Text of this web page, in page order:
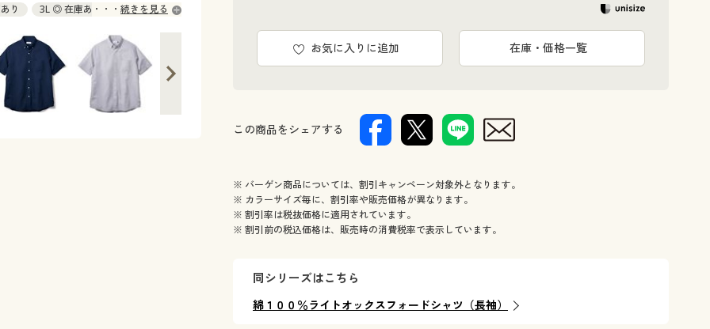
り
3L ◎ 在庫あり
続きを見る
お気に入りに追加 在庫・価格一覧
この商品をシェアする
※ バーゲン商品については、割引キャンペーン対象外となります。
※ カラーサイズ毎に、割引率や販売価格が異なります。
※ 割引率は税抜価格に適用されています。
※ 割引前の税込価格は、販売時の消費税率で表示しています。
同シリーズはこちら
綿１００％ライトオックスフォードシャツ（長袖）